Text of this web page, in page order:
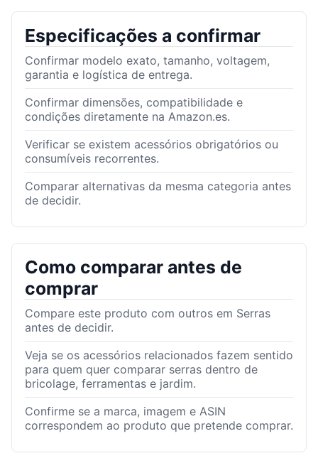
Especificações a confirmar
Confirmar modelo exato, tamanho, voltagem,
garantia e logística de entrega.
Confirmar dimensões, compatibilidade e
condições diretamente na Amazon.es.
Verificar se existem acessórios obrigatórios ou
consumíveis recorrentes.
Comparar alternativas da mesma categoria antes
de decidir.
Como comparar antes de
comprar
Compare este produto com outros em Serras
antes de decidir.
Veja se os acessórios relacionados fazem sentido
para quem quer comparar serras dentro de
bricolage, ferramentas e jardim.
Confirme se a marca, imagem e ASIN
correspondem ao produto que pretende comprar.